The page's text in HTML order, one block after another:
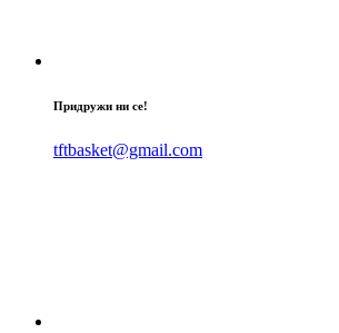
Придружи ни се!
tftbasket@gmail.com